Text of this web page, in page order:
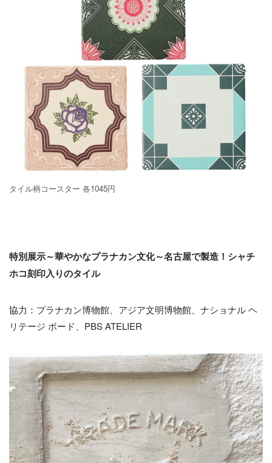
タイル柄コースター 各1045円
特別展示～華やかなプラナカン文化～名古屋で製造！シャチ
ホコ刻印入りのタイル
協力：プラナカン博物館、アジア文明博物館、ナショナル ヘ
リテージ ボード、PBS ATELIER